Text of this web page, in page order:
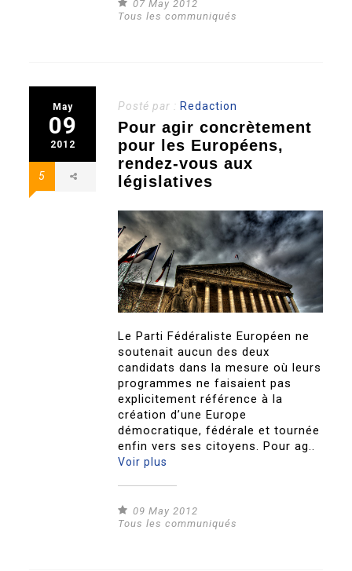
07 May 2012
Tous les communiqués
May
09
2012
5
Posté par : Redaction
Pour agir concrètement
pour les Européens,
rendez-vous aux
législatives
Le Parti Fédéraliste Européen ne
soutenait aucun des deux
candidats dans la mesure où leurs
programmes ne faisaient pas
explicitement référence à la
création d’une Europe
démocratique, fédérale et tournée
enfin vers ses citoyens. Pour ag..
Voir plus
09 May 2012
Tous les communiqués